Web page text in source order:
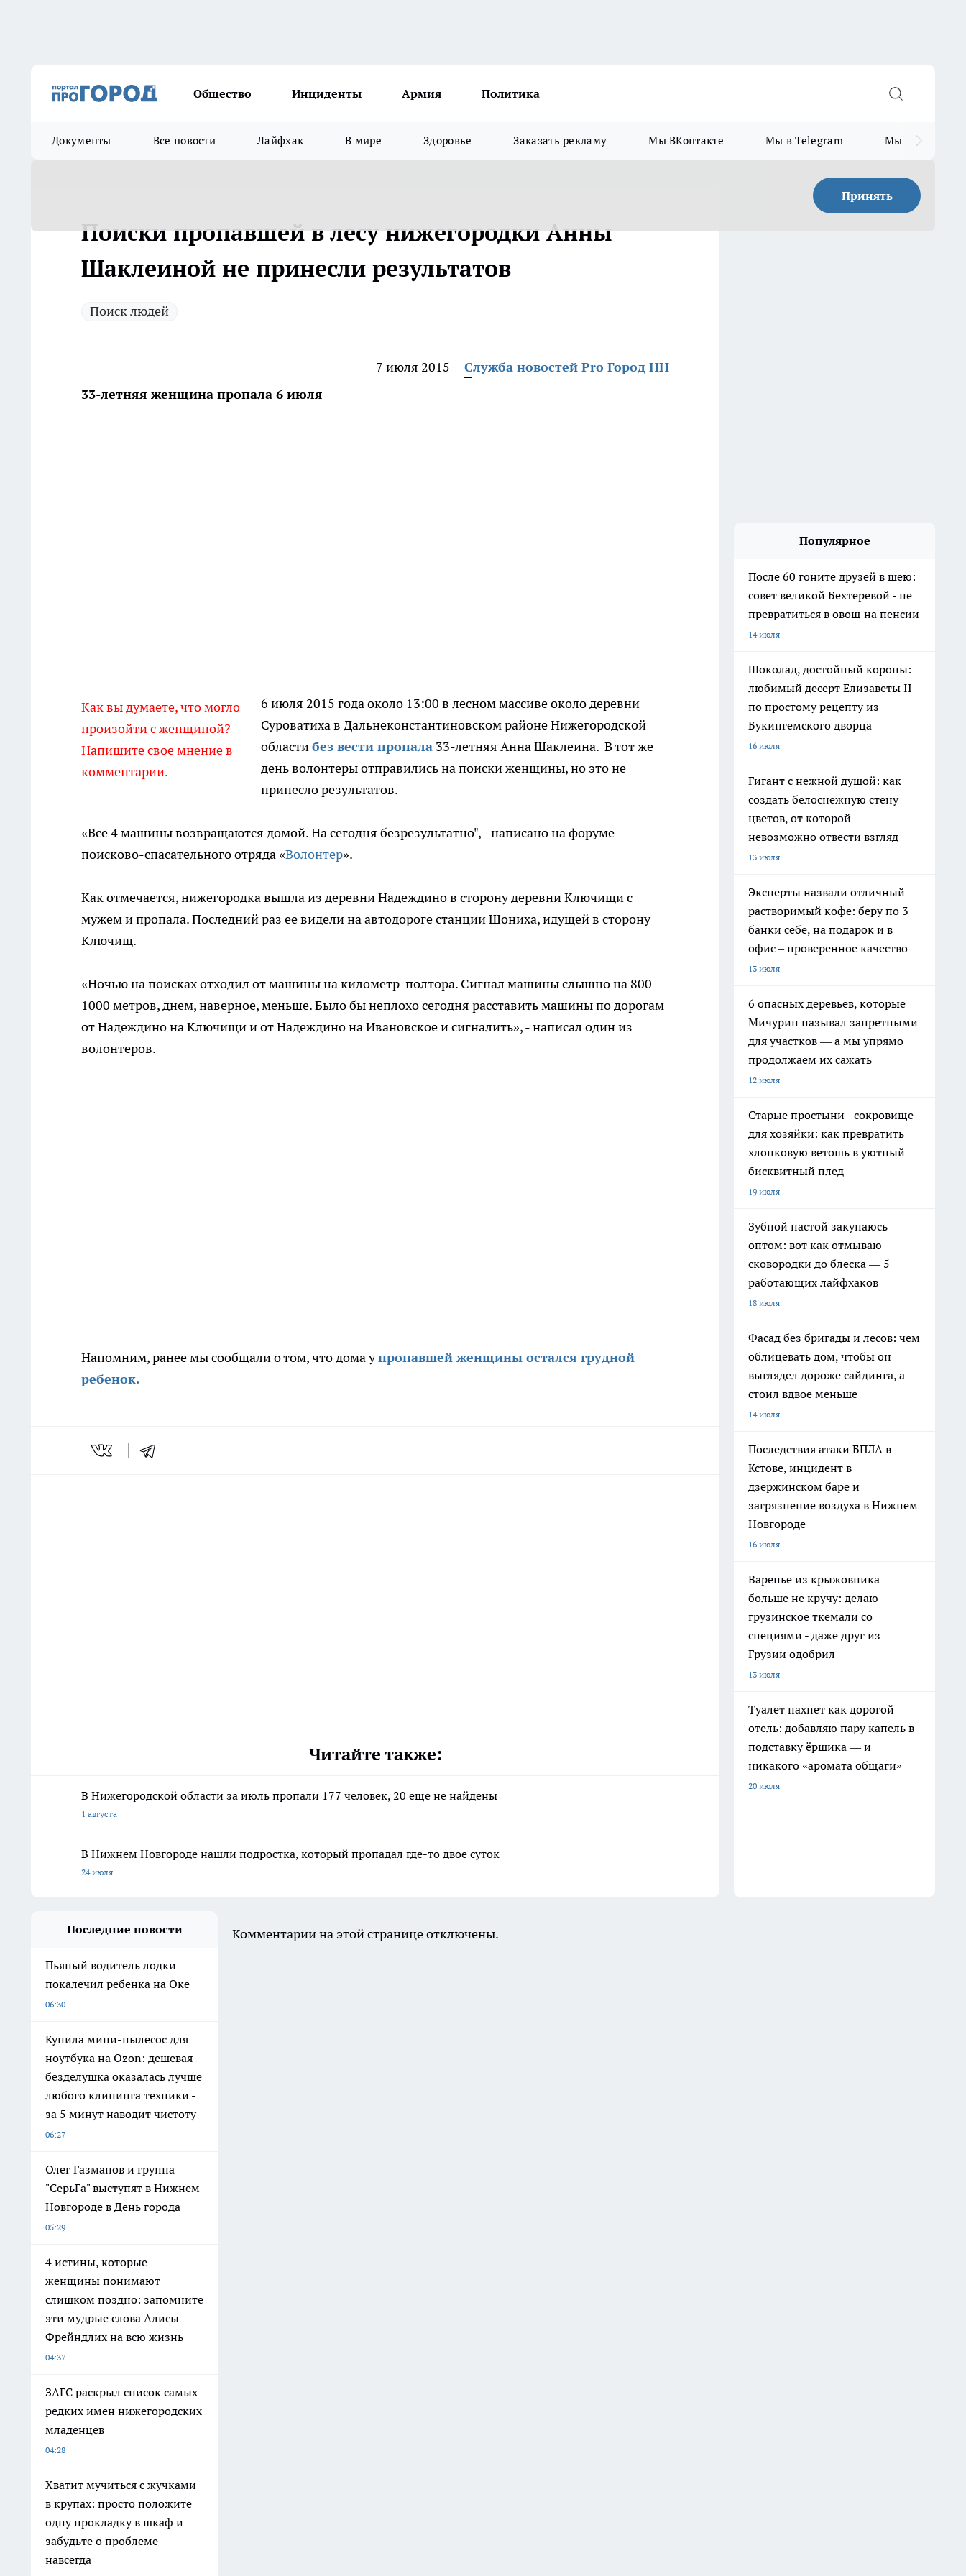
Общество Инциденты Армия Политика
Документы Все новости Лайфхак В мире Здоровье Заказать рекламу Мы ВКонтакте Мы в Telegram Мы в MAX
Принять
Поиски пропавшей в лесу нижегородки Анны
Шаклеиной не принесли результатов
Поиск людей
7 июля 2015
Служба новостей Pro Город НН
33-летняя женщина пропала 6 июля
Как вы думаете, что могло
произойти с женщиной?
Напишите свое мнение в
комментарии.
6 июля 2015 года около 13:00 в лесном массиве около деревни
Суроватиха в Дальнеконстантиновском районе Нижегородской
областибез вести пропала 33-летняя Анна Шаклеина. В тот же
день волонтеры отправились на поиски женщины, но это не
принесло результатов.
«Все 4 машины возвращаются домой. На сегодня безрезультатно", - написано на форуме
поисково-спасательного отряда «Волонтер».
Как отмечается, нижегородка вышла из деревни Надеждино в сторону деревни Ключищи с
мужем и пропала. Последний раз ее видели на автодороге станции Шониха, идущей в сторону
Ключищ.
«Ночью на поисках отходил от машины на километр-полтора. Сигнал машины слышно на 800-
1000 метров, днем, наверное, меньше. Было бы неплохо сегодня расставить машины по дорогам
от Надеждино на Ключищи и от Надеждино на Ивановское и сигналить», - написал один из
волонтеров.
Напомним, ранее мы сообщали о том, что дома упропавшей женщины остался грудной
ребенок.
Читайте также:
В Нижегородской области за июль пропали 177 человек, 20 еще не найдены
1 августа
В Нижнем Новгороде нашли подростка, который пропадал где-то двое суток
24 июля
Популярное
После 60 гоните друзей в шею:
совет великой Бехтеревой - не
превратиться в овощ на пенсии
14 июля
Шоколад, достойный короны:
любимый десерт Елизаветы II
по простому рецепту из
Букингемского дворца
16 июля
Гигант с нежной душой: как
создать белоснежную стену
цветов, от которой
невозможно отвести взгляд
13 июля
Эксперты назвали отличный
растворимый кофе: беру по 3
банки себе, на подарок и в
офис – проверенное качество
13 июля
6 опасных деревьев, которые
Мичурин называл запретными
для участков — а мы упрямо
продолжаем их сажать
12 июля
Старые простыни - сокровище
для хозяйки: как превратить
хлопковую ветошь в уютный
бисквитный плед
19 июля
Зубной пастой закупаюсь
оптом: вот как отмываю
сковородки до блеска — 5
работающих лайфхаков
18 июля
Фасад без бригады и лесов: чем
облицевать дом, чтобы он
выглядел дороже сайдинга, а
стоил вдвое меньше
14 июля
Последствия атаки БПЛА в
Кстове, инцидент в
дзержинском баре и
загрязнение воздуха в Нижнем
Новгороде
16 июля
Варенье из крыжовника
больше не кручу: делаю
грузинское ткемали со
специями - даже друг из
Грузии одобрил
13 июля
Туалет пахнет как дорогой
отель: добавляю пару капель в
подставку ёршика — и
никакого «аромата общаги»
20 июля
Последние новости
Пьяный водитель лодки
покалечил ребенка на Оке
06:30
Купила мини-пылесос для
ноутбука на Ozon: дешевая
безделушка оказалась лучше
любого клининга техники -
за 5 минут наводит чистоту
06:27
Олег Газманов и группа
"СерьГа" выступят в Нижнем
Новгороде в День города
05:29
4 истины, которые
женщины понимают
слишком поздно: запомните
эти мудрые слова Алисы
Фрейндлих на всю жизнь
04:37
ЗАГС раскрыл список самых
редких имен нижегородских
младенцев
04:28
Хватит мучиться с жучками
в крупах: просто положите
одну прокладку в шкаф и
забудьте о проблеме
навсегда
Комментарии на этой странице отключены.